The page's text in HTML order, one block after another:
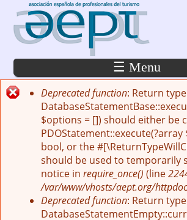
Pasar al contenido principal
☰ Menu
Mensaje de error
Deprecated function: Return
$options = []) should either be
PDOStatement::execute(?array
bool, or the
should be used to temporarily
notice in require_once() (line
/var/www/vhosts/aept.org/
Deprecated function: Return